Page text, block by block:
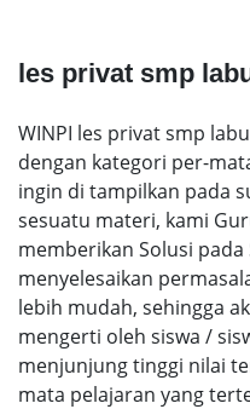
les privat smp
WINPI les privat smp
dengan kategori per-
ingin di tampilkan pada
sesuatu materi, kami
memberikan Solusi
menyelesaikan
lebih mudah, sehingga
mengerti oleh siswa /
menjunjung tinggi nilai
mata pelajaran yang